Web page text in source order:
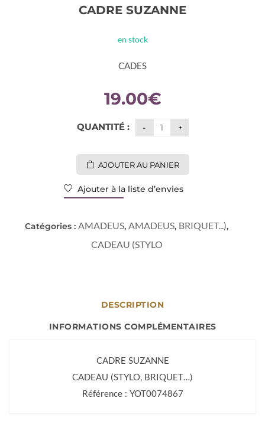
CADRE SUZANNE
en stock
CADES
19.00€
QUANTITÉ :
AJOUTER AU PANIER
Ajouter à la liste d’envies
Catégories : AMADEUS, AMADEUS, BRIQUET...),
CADEAU (STYLO
DESCRIPTION
INFORMATIONS COMPLÉMENTAIRES
CADRE SUZANNE
CADEAU (STYLO, BRIQUET…)
Référence : YOT0074867